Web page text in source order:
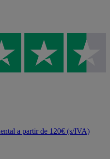
a partir de 120€ (s/IVA)